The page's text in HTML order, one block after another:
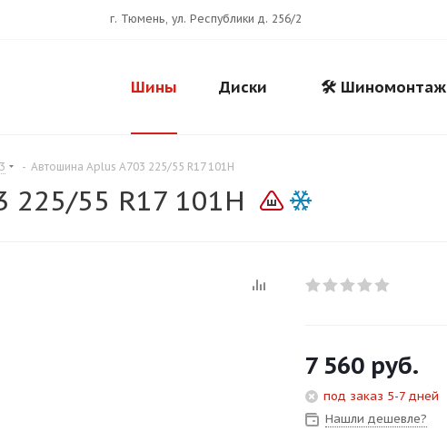
г. Тюмень, ул. Республики д. 256/2
Шины Диски 🛠️ Шиномонтаж
- Автошина Aplus A703 225/55 R17 101H
55 R17 101H
7 560 руб.
под заказ 5-7 дней
Нашли дешевле?
без переплат